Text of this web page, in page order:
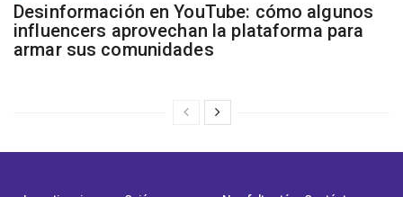
Desinformación en YouTube: cómo algunos
influencers aprovechan la plataforma para
armar sus comunidades